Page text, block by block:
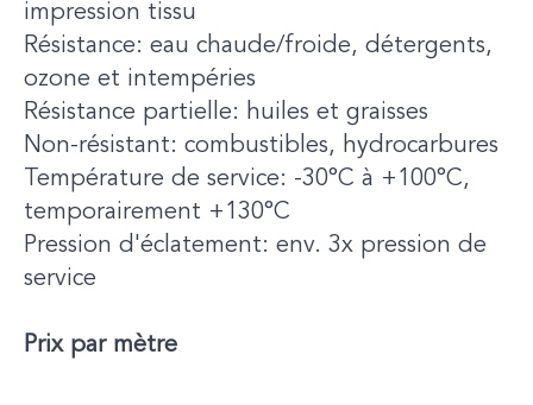
impression tissu
Résistance: eau chaude/froide, détergents,
ozone et intempéries
Résistance partielle: huiles et graisses
Non-résistant: combustibles, hydrocarbures
Température de service: -30°C à +100°C,
temporairement +130°C
Pression d'éclatement: env. 3x pression de
service
Prix par mètre